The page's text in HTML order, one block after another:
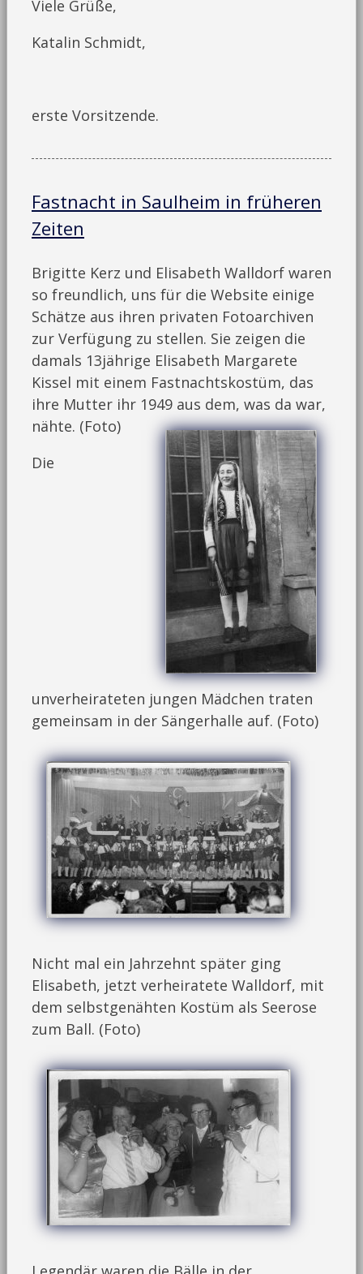
Viele Grüße,
Katalin Schmidt,
erste Vorsitzende.
Fastnacht in Saulheim in früheren
Zeiten
Brigitte Kerz und Elisabeth Walldorf waren
so freundlich, uns für die Website einige
Schätze aus ihren privaten Fotoarchiven
zur Verfügung zu stellen. Sie zeigen die
damals 13jährige Elisabeth Margarete
Kissel mit einem Fastnachtskostüm, das
ihre Mutter ihr 1949 aus dem, was da war,
nähte. (Foto)
Die
unverheirateten jungen Mädchen traten
gemeinsam in der Sängerhalle auf. (Foto)
Nicht mal ein Jahrzehnt später ging
Elisabeth, jetzt verheiratete Walldorf, mit
dem selbstgenähten Kostüm als Seerose
zum Ball. (Foto)